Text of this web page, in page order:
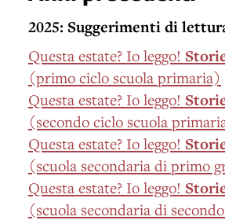
2025: Suggerimenti di
Questa estate? Io leggo!
(primo ciclo scuola primaria)
Questa estate? Io leggo!
(secondo ciclo scuola
Questa estate? Io leggo!
(scuola secondaria di primo
Questa estate? Io leggo!
(scuola secondaria di